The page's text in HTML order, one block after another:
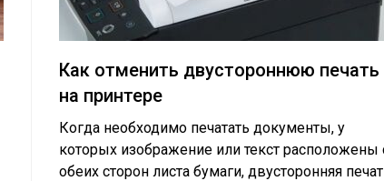
Как отменить двустороннюю печать
на принтере
Когда необходимо печатать документы, у
которых изображение или текст расположены
обеих сторон листа бумаги, двусторонняя